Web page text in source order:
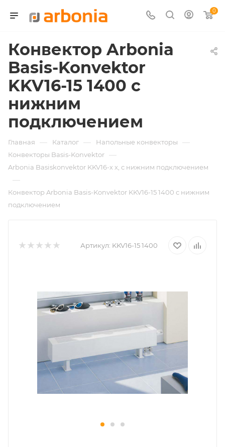
0
Конвектор Arbonia
Basis-Konvektor
KKV16-15 1400 с
нижним
подключением
Главная — Каталог — Напольные конвекторы —
Конвекторы Basis-Konvektor —
Arbonia Basiskonvektor KKV16-х x, с нижним подключением
—
Конвектор Arbonia Basis-Konvektor KKV16-15 1400 с нижним
подключением
Артикул: KKV16-15 1400